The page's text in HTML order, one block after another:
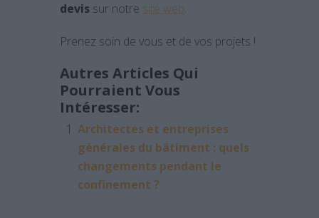
devis sur notre site web.
Prenez soin de vous et de vos projets !
Autres Articles Qui
Pourraient Vous
Intéresser:
Architectes et entreprises
générales du bâtiment : quels
changements pendant le
confinement ?